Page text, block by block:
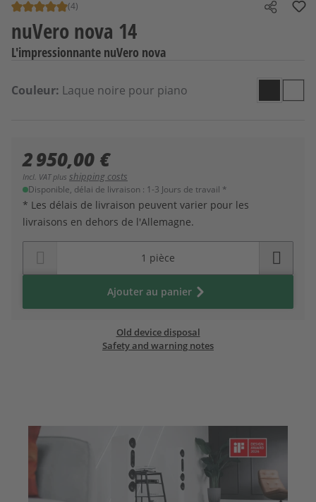
Note moyenne de 5 sur 5 étoiles
(4) Share
nuVero nova 14
L'impressionnante nuVero nova
SélectionnezCouleur
Couleur: Laque noire pour piano
Laque
2 950,00 €
Incl. VAT plus shipping costs
Disponible, délai de livraison : 1-3 Jours de travail *
* Les délais de livraison peuvent varier pour les
livraisons en dehors de l'Allemagne.
Ajouter au panier
Old device disposal
Safety and warning notes